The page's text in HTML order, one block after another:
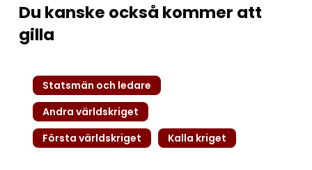
Du kanske också kommer att
gilla
Hirohito
Den
levande
Statsmän och ledare
Andra världskriget
Första världskriget
Kalla kriget